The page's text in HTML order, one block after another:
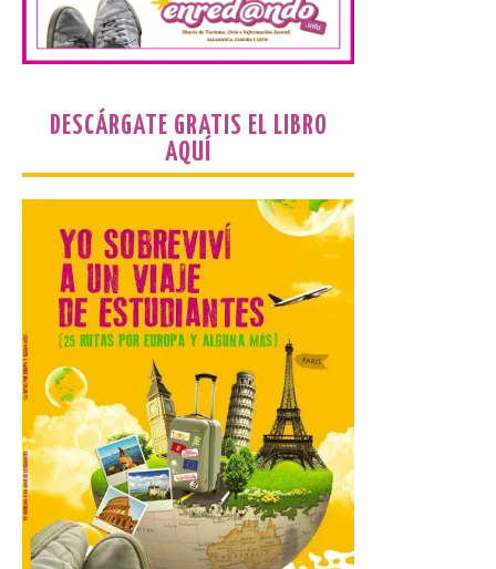
Laciana comienza su
disfrutar el eclipse total
del 12 de agosto
7 Ago 2026
Durante los días 1 y 2 de
agosto, tanto el público
infantil como el adulto
pudo disfrutar de un
planetario que se instaló
en el polideportivo municipal, con pases
de mañana dedicados preferentemente al
público infantil y, el resto del […]
Más de 200.000 jóvenes
nacidos en 2008 ya han
solicitado el Bono Cultural
Joven 2026 en su primer
mes de vigencia
DESCÁRGATE GRATIS EL LIBRO
AQUÍ